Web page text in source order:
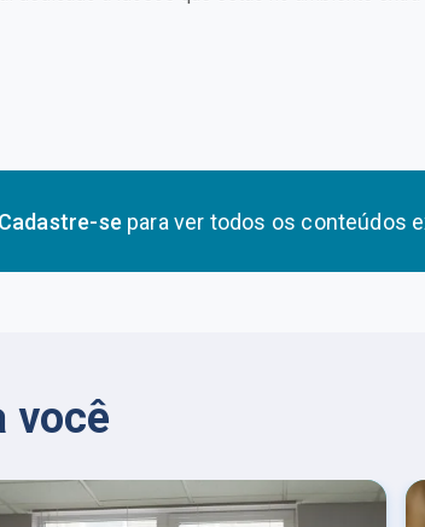
Cadastre-se para ver todos os conteúdos
você